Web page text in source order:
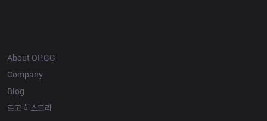
About OP.GG
Company
Blog
로고 히스토리